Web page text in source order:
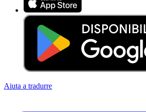
Aiuta a tradurre